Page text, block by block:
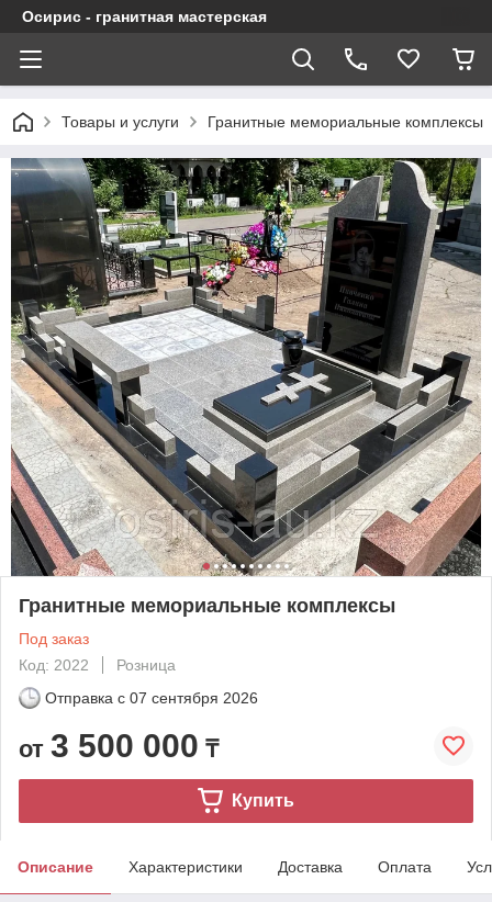
Осирис - гранитная мастерская
Товары и услуги Гранитные мемориальные комплексы
Гранитные мемориальные комплексы
Под заказ
Код: 2022
Розница
Отправка с 07 сентября 2026
от 3 500 000 ₸
Купить
Описание Характеристики Доставка Оплата